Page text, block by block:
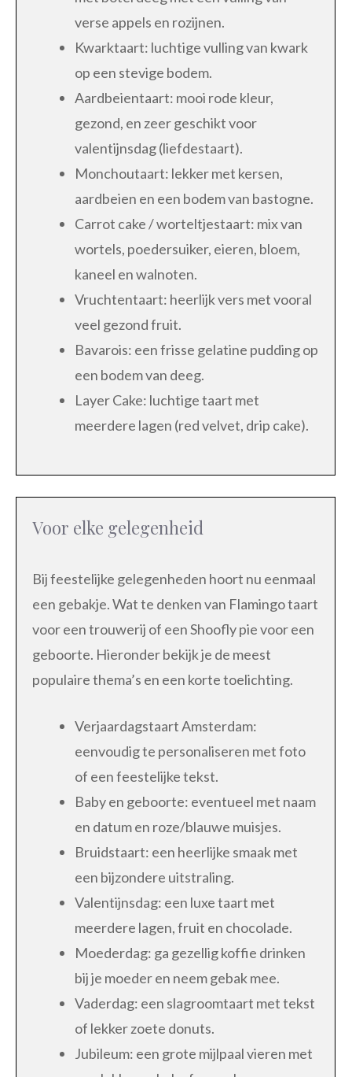
verse appels en rozijnen.
Kwarktaart: luchtige vulling van kwark
op een stevige bodem.
Aardbeientaart: mooi rode kleur,
gezond, en zeer geschikt voor
valentijnsdag (liefdestaart).
Monchoutaart: lekker met kersen,
aardbeien en een bodem van bastogne.
Carrot cake / worteltjestaart: mix van
wortels, poedersuiker, eieren, bloem,
kaneel en walnoten.
Vruchtentaart: heerlijk vers met vooral
veel gezond fruit.
Bavarois: een frisse gelatine pudding op
een bodem van deeg.
Layer Cake: luchtige taart met
meerdere lagen (red velvet, drip cake).
Voor elke gelegenheid
Bij feestelijke gelegenheden hoort nu eenmaal
een gebakje. Wat te denken van Flamingo taart
voor een trouwerij of een Shoofly pie voor een
geboorte. Hieronder bekijk je de meest
populaire thema’s en een korte toelichting.
Verjaardagstaart Amsterdam:
eenvoudig te personaliseren met foto
of een feestelijke tekst.
Baby en geboorte: eventueel met naam
en datum en roze/blauwe muisjes.
Bruidstaart: een heerlijke smaak met
een bijzondere uitstraling.
Valentijnsdag: een luxe taart met
meerdere lagen, fruit en chocolade.
Moederdag: ga gezellig koffie drinken
bij je moeder en neem gebak mee.
Vaderdag: een slagroomtaart met tekst
of lekker zoete donuts.
Jubileum: een grote mijlpaal vieren met